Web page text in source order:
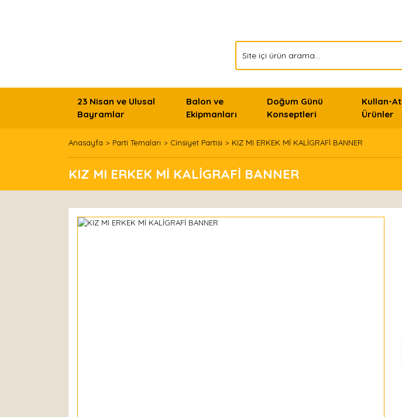
23 Nisan ve Ulusal
Bayramlar
Balon ve
Ekipmanları
Doğum Günü
Konseptleri
Kullan-At
Ürünler
Anasayfa Parti Temaları Cinsiyet Partisi KIZ MI ERKEK Mİ KALİGRAFİ BANNER
KIZ MI ERKEK Mİ KALİGRAFİ BANNER